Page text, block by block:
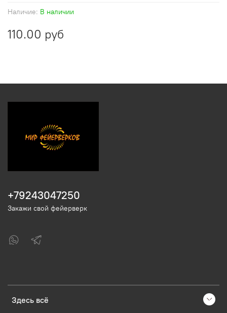
Наличие: В наличии
110.00 руб
Здесь всё
+79243047250
Закажи свой фейерверк